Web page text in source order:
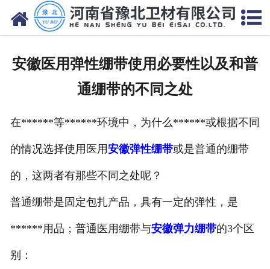
网站首页
人才招聘
联系我们
安徽医用弹性绷带使用必要性以及和普
通绷带的不同之处
在******等******环境中，为什么******或根据不同
的情况选择使用医用安徽弹性绷带或是普通的绷带
的，这两者有那些不同之处呢？
普通绷带是固定包扎产品，具有一定的弹性，是
******用品；普通医用绷带与安徽弹力绷带的3个区
别：